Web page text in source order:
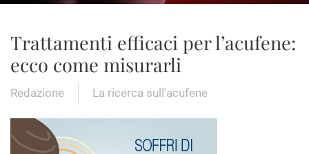
Trattamenti efficaci per l’acufene:
ecco come misurarli
Redazione La ricerca sull'acufene